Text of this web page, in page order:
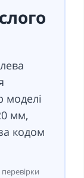
моделі
мм,
кодом
перевірки